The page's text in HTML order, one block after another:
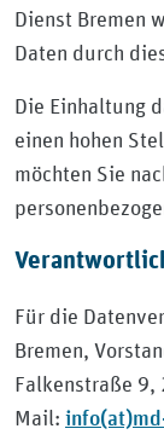
Dienst Bremen
Daten durch
Die Einhaltung
einen hohen
möchten Sie
Für die
Bremen,
Falkenstraße
Mail: